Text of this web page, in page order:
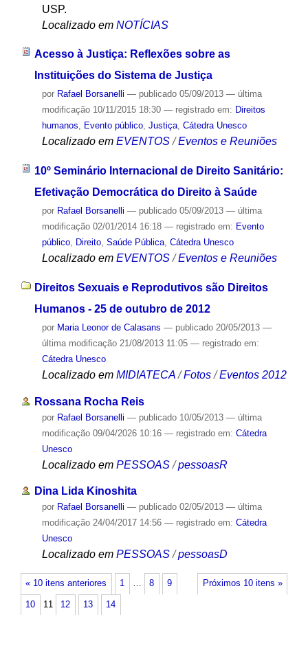
USP.
Localizado em NOTÍCIAS
Acesso à Justiça: Reflexões sobre as
Instituições do Sistema de Justiça
por Rafael Borsanelli — publicado05/09/2013 — última
modificação10/11/2015 18:30 — registrado em: Direitos
humanos, Evento público, Justiça, Cátedra Unesco
Localizado em EVENTOS /Eventos e Reuniões
10º Seminário Internacional de Direito Sanitário:
Efetivação Democrática do Direito à Saúde
por Rafael Borsanelli — publicado05/09/2013 — última
modificação02/01/2014 16:18 — registrado em: Evento
público, Direito, Saúde Pública, Cátedra Unesco
Localizado em EVENTOS /Eventos e Reuniões
Direitos Sexuais e Reprodutivos são Direitos
Humanos - 25 de outubro de 2012
por Maria Leonor de Calasans — publicado20/05/2013 —
última modificação21/08/2013 11:05 — registrado em:
Cátedra Unesco
Localizado em MIDIATECA /Fotos /Eventos 2012
Rossana Rocha Reis
por Rafael Borsanelli — publicado10/05/2013 — última
modificação09/04/2026 10:16 — registrado em: Cátedra
Unesco
Localizado em PESSOAS /pessoasR
Dina Lida Kinoshita
por Rafael Borsanelli — publicado02/05/2013 — última
modificação24/04/2017 14:56 — registrado em: Cátedra
Unesco
Localizado em PESSOAS /pessoasD
« 10 itens anteriores Próximos 10 itens »
1 … 8 9
10 11 12 13 14